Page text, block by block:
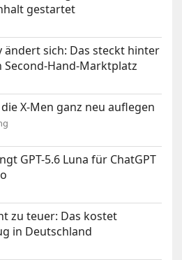
gestartet
ändert sich: Das steckt hinter
Second-Hand-Marktplatz
X-Men ganz neu auflegen
GPT-5.6 Luna für ChatGPT
zu teuer: Das kostet
in Deutschland